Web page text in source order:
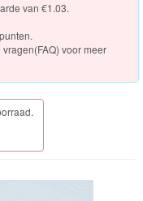
van €1.03.
voor meer